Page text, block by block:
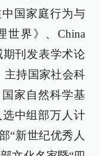
国家庭行为与
世界》、China
期刊发表学术论
主持国家社会科
家自然科学基
中组部万人计
“新世纪优秀人